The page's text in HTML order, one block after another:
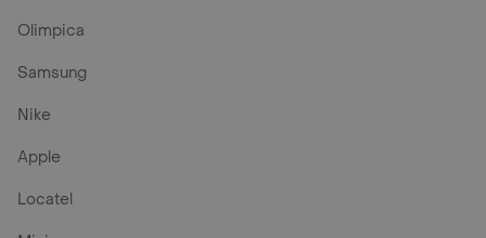
Olimpica
Samsung
Nike
Apple
Locatel